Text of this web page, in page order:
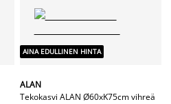
AINA EDULLINEN HINTA
ALAN
Tekokasvi ALAN Ø60xK75cm vihreä